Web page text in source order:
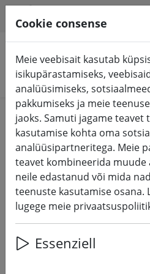
Otsi tooteid
Home Living
Living
57 Products
Unterkategorien
Cookie consense
Meie veebisait kasutab
isikupärastamiseks,
analüüsimiseks,
pakkumiseks ja meie
jaoks. Samuti jagame teavet
kasutamise kohta oma
analüüsipartneritega. Meie
teavet kombineerida
neile edastanud või mida
teenuste kasutamise osana.
lugege meie
Essenziell